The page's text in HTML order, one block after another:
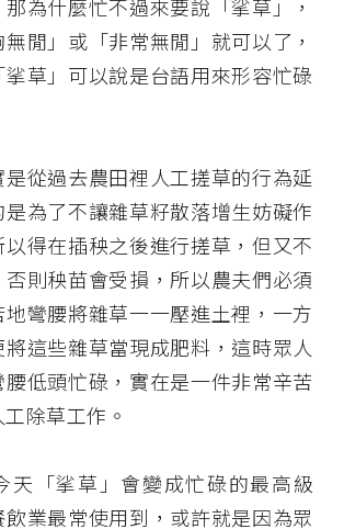
為什麼忙不過來要說「挲草」，
閒」或「非常無閒」就可以了，
草」可以說是台語用來形容忙碌
是從過去農田裡人工搓草的行為延
為了不讓雜草籽散落增生妨礙作
得在插秧之後進行搓草，但又不
則秧苗會受損，所以農夫們必須
彎腰將雜草一一壓進土裡，一方
這些雜草當現成肥料，這時眾人
低頭忙碌，實在是一件非常辛苦
除草工作。
天「挲草」會變成忙碌的最高級
業最常使用到，或許就是因為眾